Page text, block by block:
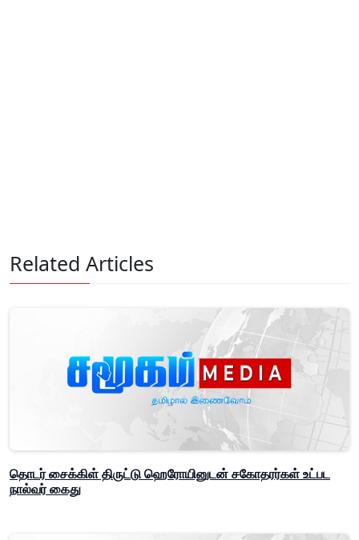
Related Articles
தொடர் சைக்கிள் திருட்டு ஹெரோயினுடன் சகோதரர்கள் உட்பட
நால்வர் கைது